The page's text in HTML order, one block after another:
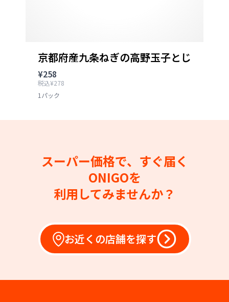
京都府産九条ねぎの高野玉子とじ
¥258
税込¥278
1パック
スーパー価格で、すぐ届く
ONIGOを
利用してみませんか？
お近くの店舗を探す